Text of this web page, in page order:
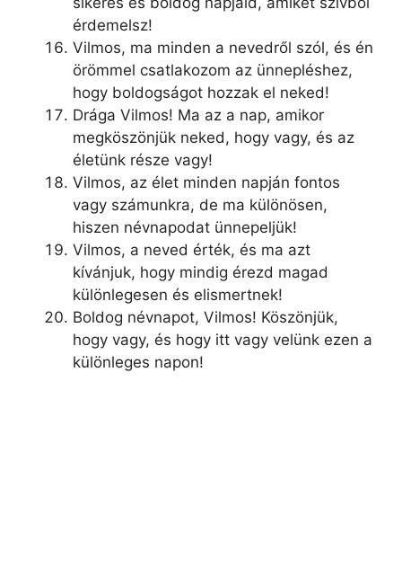
érdemelsz!
Vilmos, ma minden a nevedről szól, és én
örömmel csatlakozom az ünnepléshez,
hogy boldogságot hozzak el neked!
Drága Vilmos! Ma az a nap, amikor
megköszönjük neked, hogy vagy, és az
életünk része vagy!
Vilmos, az élet minden napján fontos
vagy számunkra, de ma különösen,
hiszen névnapodat ünnepeljük!
Vilmos, a neved érték, és ma azt
kívánjuk, hogy mindig érezd magad
különlegesen és elismertnek!
Boldog névnapot, Vilmos! Köszönjük,
hogy vagy, és hogy itt vagy velünk ezen a
különleges napon!